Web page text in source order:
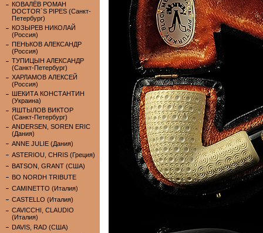
КОВАЛЁВ РОМАН
DOCTOR`S PIPES (Санкт-
Петербург)
КОЗЫРЕВ НИКОЛАЙ
(Россия)
ПЕНЬКОВ АЛЕКСАНДР
(Россия)
ТУПИЦЫН АЛЕКСАНДР
(Санкт-Петербург)
ХАРЛАМОВ АЛЕКСЕЙ
(Россия)
ШЕКИТА КОНСТАНТИН
(Украина)
ЯШТЫЛОВ ВИКТОР
(Санкт-Петербург)
ANDERSEN, SOREN ERIC
(Дания)
ANNE JULIE (Дания)
ASTERIOU, CHRIS (Греция)
BATSON, GRANT (США)
BO NORDH TRIBUTE
CAMINETTO (Италия)
CASTELLO (Италия)
CAVICCHI, CLAUDIO
(Италия)
DAVIS, RAD (США)